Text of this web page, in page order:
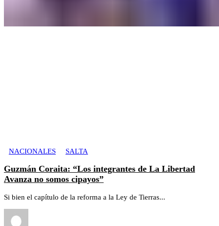
NACIONALES SALTA
Guzmán Coraita: “Los integrantes de La Libertad
Avanza no somos cipayos”
Si bien el capítulo de la reforma a la Ley de Tierras...